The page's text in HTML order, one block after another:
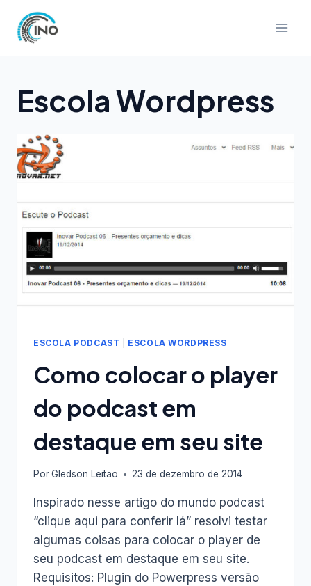
para
Escola Wordpress
ESCOLA PODCAST ESCOLA WORDPRESS
Como colocar o player
do podcast em
destaque em seu site
PorGledson Leitao 23 de dezembro de 2014
Inspirado nesse artigo do mundo podcast
“clique aqui para conferir lá” resolvi testar
algumas coisas para colocar o player de
seu podcast em destaque em seu site.
Requisitos: Plugin do Powerpress versão